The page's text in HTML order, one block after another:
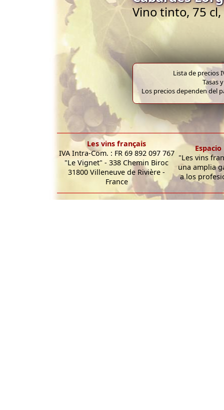
Vino tinto, 75
Lista de precios
Tasas
Los precios dependen del
Les vins français
IVA Intra-Com. : FR 69 892 097 767
"Le Vignet" - 338 Chemin Biroc
31800 Villeneuve de Rivière -
France
"Les vins
una amplia
a los